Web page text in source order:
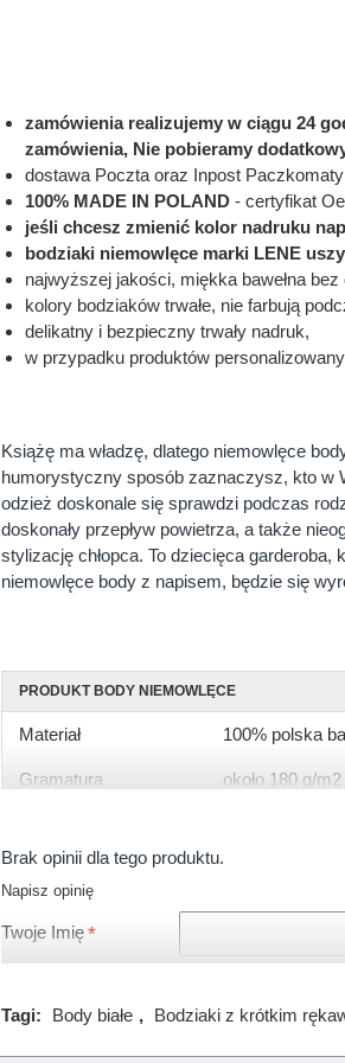
zamówienia realizujemy w ciągu 24
zamówienia, Nie pobieramy
dostawa Poczta oraz Inpost Paczkomaty
100% MADE IN POLAND - certyfikat
jeśli chcesz zmienić kolor nadruku
bodziaki niemowlęce marki LENE
najwyższej jakości, miękka bawełna
kolory bodziaków trwałe, nie farbują
delikatny i bezpieczny trwały nadruk,
w przypadku produktów
Książę ma władzę, dlatego niemowlęce
humorystyczny sposób zaznaczysz, kto w
odzież doskonale się sprawdzi podczas
doskonały przepływ powietrza, a także
stylizację chłopca. To dziecięca
niemowlęce body z napisem, będzie się
PRODUKT BODY NIEMOWLĘCE
Materiał 100% polska
Gramatura około 180 g/m2
Rozmiary
biały, różowy,
Zapięcie napy
Certyfikat Oeko-Tex 100
Brak opinii dla tego produktu.
Napisz opinię
Twoje Imię
Tagi: Body białe , Bodziaki z krótkim